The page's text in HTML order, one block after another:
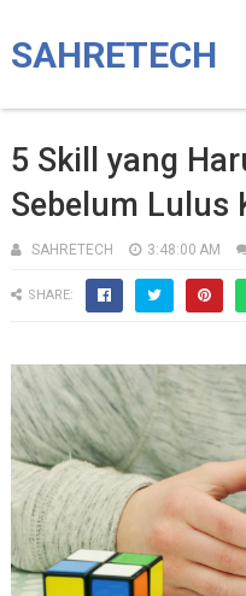
SAHRETECH
5 Skill yang
Sebelum Lulus
SAHRETECH 3:48:00 AM
SHARE: